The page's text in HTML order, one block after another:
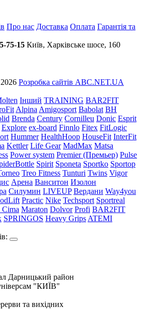
Про нас Доставка Оплата Гарантія та
75-15 Київ, Харківське шосе, 160
Розробка сайтів ABC.NET.UA
Інший TRAINING BAR2FIT
Alpina Amigosport Babolat BH
Brenda Century Cornilleu Donic Esprit
Explore ex-board Finnlo Fitex FitLogic
Hummer HealthHoop HouseFit InterFit
Kettler Life Gear MadMax Matsa
Power system Premier (Премьер) Pulse
Spirit Sponeta Sportko Sportop
Treo Fitness Tunturi Twins Vigor
Арена Ванситон Изолон
Силумин LIVEUP Вердани Way4you
Practic Nike Techsport Sportreal
Cima Maraton Dolvor Profi BAR2FIT
SPRINGOS Heavy Grips ATEMI
Дарницький район
"КИЇВ"
та вихідних